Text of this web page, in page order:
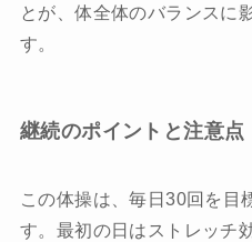
とが、体全体のバランスに
す。
継続のポイントと注意点
この体操は、毎日30回を目
す。最初の日はストレッチ